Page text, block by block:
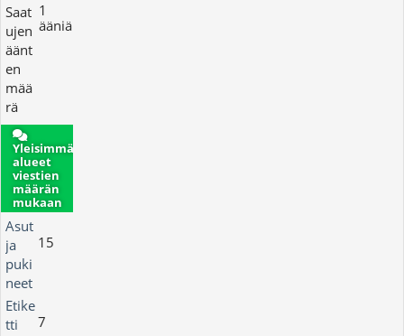
Saat
ujen
äänt
en
mää
rä
1
ääniä
Yleisimmät
alueet
viestien
määrän
mukaan
Asut
ja
puki
neet
15
Etike
tti
7